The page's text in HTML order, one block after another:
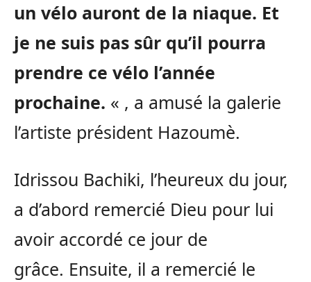
un vélo auront de la niaque. Et
je ne suis pas sûr qu’il pourra
prendre ce vélo l’année
prochaine. « , a amusé la galerie
l’artiste président Hazoumè.
Idrissou Bachiki, l’heureux du jour,
a d’abord remercié Dieu pour lui
avoir accordé ce jour de
grâce. Ensuite, il a remercié le